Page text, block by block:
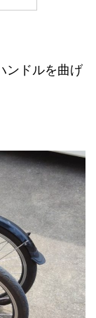
ンドルを曲げ